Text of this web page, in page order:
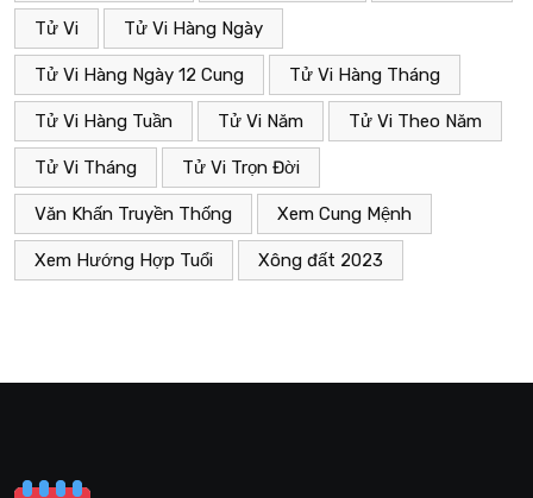
Tử Vi Tử Vi Hàng Ngày
Tử Vi Hàng Ngày 12 Cung Tử Vi Hàng Tháng
Tử Vi Hàng Tuần Tử Vi Năm Tử Vi Theo Năm
Tử Vi Tháng Tử Vi Trọn Đời
Văn Khấn Truyền Thống Xem Cung Mệnh
Xem Hướng Hợp Tuổi Xông đất 2023